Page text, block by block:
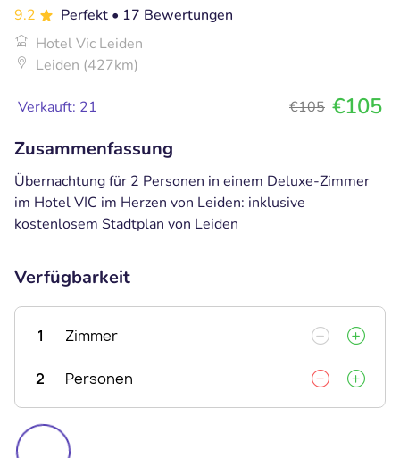
9.2 Perfekt • 17 Bewertungen
Hotel Vic Leiden
Leiden (427km)
Verkauft: 21 €105 €105
Zusammenfassung
Übernachtung für 2 Personen in einem Deluxe-Zimmer
im Hotel VIC im Herzen von Leiden: inklusive
kostenlosem Stadtplan von Leiden
Verfügbarkeit
1 Zimmer
2 Personen